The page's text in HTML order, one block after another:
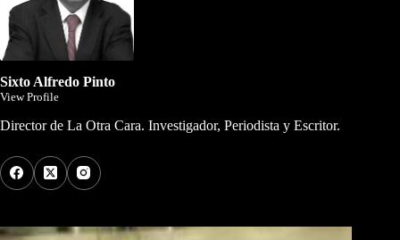
Sixto Alfredo Pinto
View Profile
Director de La Otra Cara. Investigador, Periodista y Escritor.